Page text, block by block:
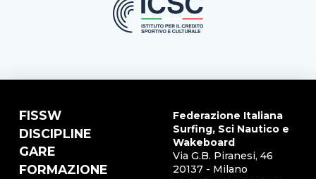
FISSW
DISCIPLINE
GARE
FORMAZIONE
Federazione Italiana
Surfing, Sci Nautico e
Wakeboard
Via G.B. Piranesi, 46
20137 - Milano